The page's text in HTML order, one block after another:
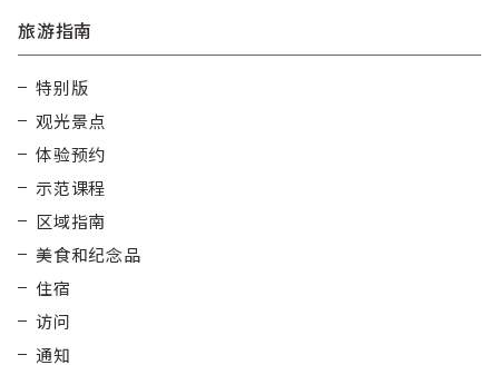
旅游指南
特别版
观光景点
体验预约
示范课程
区域指南
美食和纪念品
住宿
访问
通知